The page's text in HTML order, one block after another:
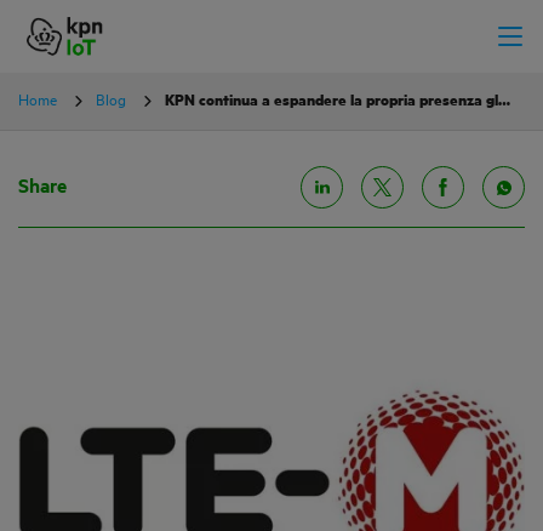
Home Blog KPN continua a espandere la propria presenza globale con il roaming LTE-M
Share